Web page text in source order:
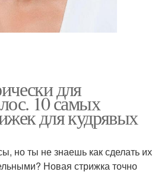
для
10 самых
для кудрявых
но ты не знаешь как сделать их
Новая стрижка точно